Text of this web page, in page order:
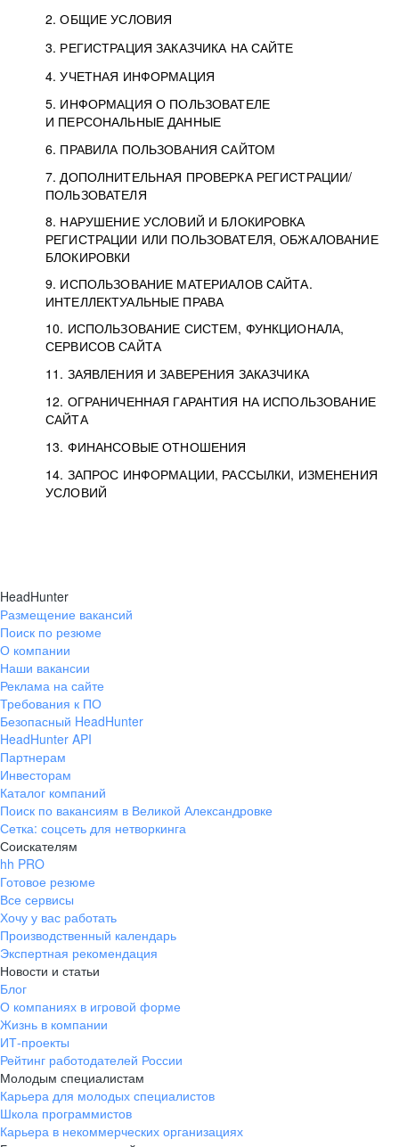
2. ОБЩИЕ УСЛОВИЯ
3. РЕГИСТРАЦИЯ ЗАКАЗЧИКА НА САЙТЕ
4. УЧЕТНАЯ ИНФОРМАЦИЯ
5. ИНФОРМАЦИЯ О ПОЛЬЗОВАТЕЛЕ
И ПЕРСОНАЛЬНЫЕ ДАННЫЕ
6. ПРАВИЛА ПОЛЬЗОВАНИЯ САЙТОМ
7. ДОПОЛНИТЕЛЬНАЯ ПРОВЕРКА РЕГИСТРАЦИИ/
ПОЛЬЗОВАТЕЛЯ
8. НАРУШЕНИЕ УСЛОВИЙ И БЛОКИРОВКА
РЕГИСТРАЦИИ ИЛИ ПОЛЬЗОВАТЕЛЯ, ОБЖАЛОВАНИЕ
БЛОКИРОВКИ
9. ИСПОЛЬЗОВАНИЕ МАТЕРИАЛОВ САЙТА.
ИНТЕЛЛЕКТУАЛЬНЫЕ ПРАВА
10. ИСПОЛЬЗОВАНИЕ СИСТЕМ, ФУНКЦИОНАЛА,
СЕРВИСОВ САЙТА
11. ЗАЯВЛЕНИЯ И ЗАВЕРЕНИЯ ЗАКАЗЧИКА
12. ОГРАНИЧЕННАЯ ГАРАНТИЯ НА ИСПОЛЬЗОВАНИЕ
САЙТА
13. ФИНАНСОВЫЕ ОТНОШЕНИЯ
14. ЗАПРОС ИНФОРМАЦИИ, РАССЫЛКИ, ИЗМЕНЕНИЯ
УСЛОВИЙ
HeadHunter
Размещение вакансий
Поиск по резюме
О компании
Наши вакансии
Реклама на сайте
Требования к ПО
Безопасный HeadHunter
HeadHunter API
Партнерам
Инвесторам
Каталог компаний
Поиск по вакансиям в Великой Александровке
Сетка: соцсеть для нетворкинга
Соискателям
hh PRO
Готовое резюме
Все сервисы
Хочу у вас работать
Производственный календарь
Экспертная рекомендация
Новости и статьи
Блог
О компаниях в игровой форме
Жизнь в компании
ИТ-проекты
Рейтинг работодателей России
Молодым специалистам
Карьера для молодых специалистов
Школа программистов
Карьера в некоммерческих организациях